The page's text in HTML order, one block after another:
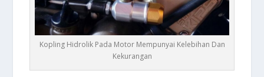
Kopling Hidrolik Pada Motor Mempunyai Kelebihan Dan
Kekurangan